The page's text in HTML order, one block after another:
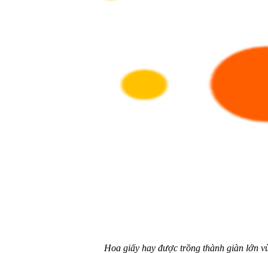
Hoa giấy hay được trồng thành giàn lớn